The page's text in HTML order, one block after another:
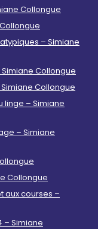
Collongue
– Simiane
Collongue
Collongue
linge – Simiane
– Simiane
Collongue
aux courses –
– Simiane